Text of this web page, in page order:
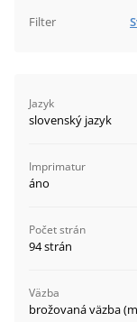
Filter
Jazyk
slovenský jazyk
Imprimatur
áno
Počet strán
94 strán
Väzba
brožovaná väzba